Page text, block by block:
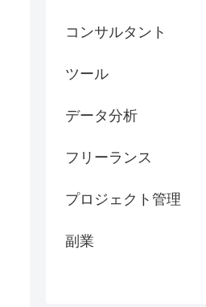
コンサルタント
ツール
データ分析
フリーランス
プロジェクト管理
副業